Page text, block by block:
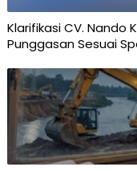
Klarifikasi CV. Nando
Punggasan Sesuai